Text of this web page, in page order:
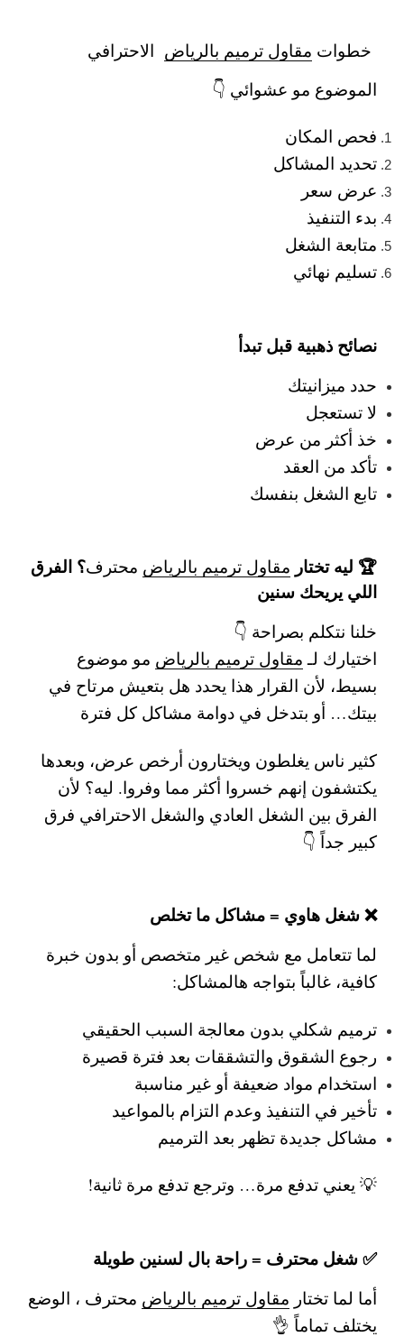
خطوات مقاول ترميم بالرياض الاحترافي
الموضوع مو عشوائي 👇
فحص المكان
تحديد المشاكل
عرض سعر
بدء التنفيذ
متابعة الشغل
تسليم نهائي
نصائح ذهبية قبل تبدأ
حدد ميزانيتك
لا تستعجل
خذ أكثر من عرض
تأكد من العقد
تابع الشغل بنفسك
🏆 ليه تختار مقاول ترميم بالرياض محترف؟ الفرق
اللي يريحك سنين
خلنا نتكلم بصراحة 👇
اختيارك لـ مقاول ترميم بالرياض مو موضوع
بسيط، لأن القرار هذا يحدد هل بتعيش مرتاح في
بيتك… أو بتدخل في دوامة مشاكل كل فترة
كثير ناس يغلطون ويختارون أرخص عرض، وبعدها
يكتشفون إنهم خسروا أكثر مما وفروا. ليه؟ لأن
الفرق بين الشغل العادي والشغل الاحترافي فرق
كبير جداً 👇
❌ شغل هاوي = مشاكل ما تخلص
لما تتعامل مع شخص غير متخصص أو بدون خبرة
كافية، غالباً بتواجه هالمشاكل:
ترميم شكلي بدون معالجة السبب الحقيقي
رجوع الشقوق والتشققات بعد فترة قصيرة
استخدام مواد ضعيفة أو غير مناسبة
تأخير في التنفيذ وعدم التزام بالمواعيد
مشاكل جديدة تظهر بعد الترميم
💡 يعني تدفع مرة… وترجع تدفع مرة ثانية!
✅ شغل محترف = راحة بال لسنين طويلة
أما لما تختار مقاول ترميم بالرياض محترف ، الوضع
يختلف تماماً 👌